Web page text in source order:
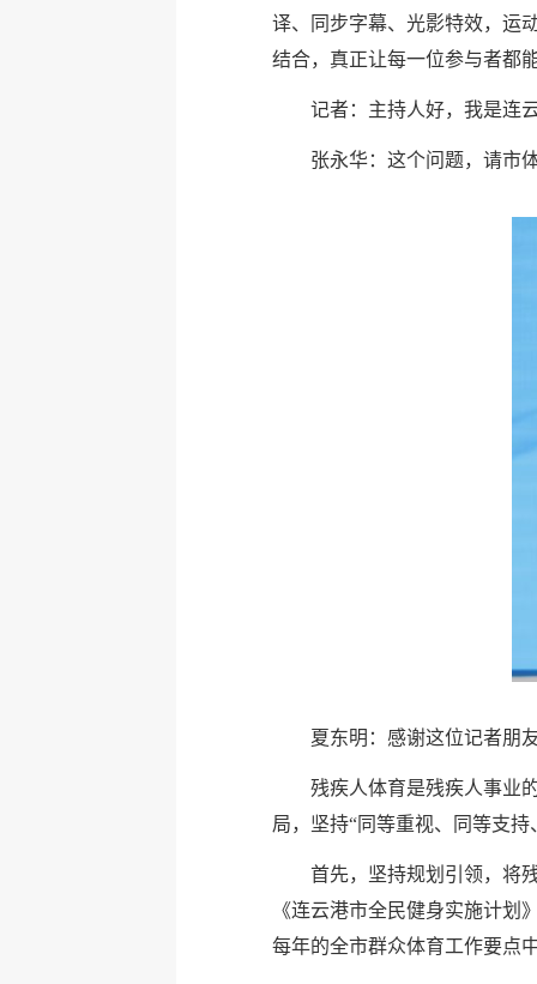
译、同步字幕、光影特效，运
结合，真正让每一位参与者都
记者：主持人好，我是连
张永华：这个问题，请市
夏东明：感谢这位记者朋
残疾人体育是残疾人事业
局，坚持“同等重视、同等支
首先，坚持规划引领，将
《连云港市全民健身实施计
每年的全市群众体育工作要点